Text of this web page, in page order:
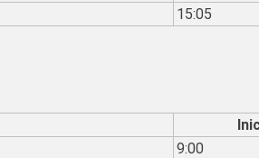
15:05
9:00